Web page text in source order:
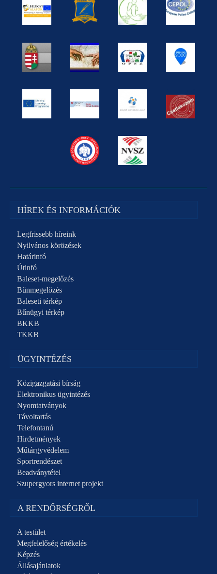
HÍREK ÉS INFORMÁCIÓK
Legfrissebb híreink
Nyilvános körözések
Határinfó
Útinfó
Baleset-megelőzés
Bűnmegelőzés
Baleseti térkép
Bűnügyi térkép
BKKB
TKKB
ÜGYINTÉZÉS
Közigazgatási bírság
Elektronikus ügyintézés
Nyomtatványok
Távoltartás
Telefontanú
Hirdetmények
Műtárgyvédelem
Sportrendészet
Beadványtétel
Szupergyors internet projekt
A RENDŐRSÉGRŐL
A testület
Megfelelőség értékelés
Képzés
Állásajánlatok